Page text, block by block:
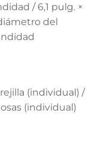
/ 6,1 pulg. ×
del
rejilla (individual) /
(individual)